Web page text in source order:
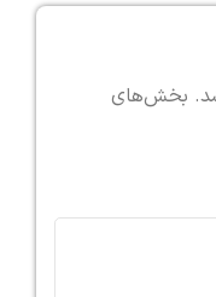
بخش‌های